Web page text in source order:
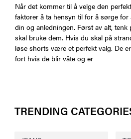
Når det kommer til å velge den
faktorer å ta hensyn til for å sørge for
din og anledningen. Først av alt,
skal bruke dem. Hvis du skal på
løse shorts være et perfekt valg. De
fort hvis de blir våte og er
TRENDING